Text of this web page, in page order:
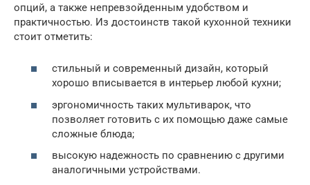
опций, а также непревзойденным удобством и
практичностью. Из достоинств такой кухонной техники
стоит отметить:
стильный и современный дизайн, который
хорошо вписывается в интерьер любой кухни;
эргономичность таких мультиварок, что
позволяет готовить с их помощью даже самые
сложные блюда;
высокую надежность по сравнению с другими
аналогичными устройствами.